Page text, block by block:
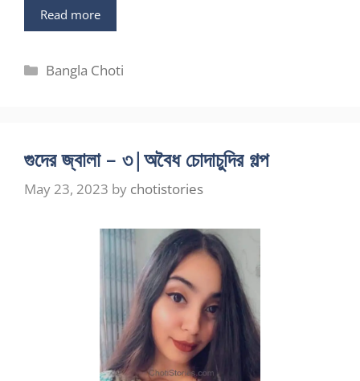
Read more
Categories
Bangla Choti
গুদের জ্বালা – ৩|অবৈধ চোদাচুদির গল্প
May 23, 2023 by chotistories